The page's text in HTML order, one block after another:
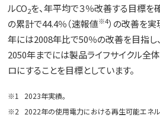
ルCO2を、年平均で３％改善する目標を
の累計で44.4％（速報値※4）の改善を実
年には2008年比で50％の改善を目指し
2050年までには製品ライフサイクル全
ロにすることを目標としています。
※1
2023年実績。
※2
2022年の使用電力における再生可能エネ